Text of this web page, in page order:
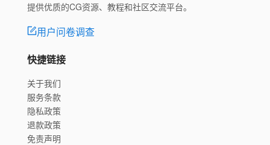
提供优质的CG资源、教程和社区交流平台。
用户问卷调查
快捷链接
关于我们
服务条款
隐私政策
退款政策
免责声明